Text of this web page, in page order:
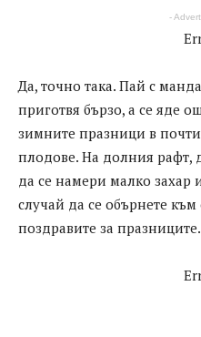
-
Да, точно така. Пай с
приготвя бързо, а се яде
зимните празници в
плодове. На долния рафт,
да се намери малко
случай да се обърнете
поздравите за празниците.